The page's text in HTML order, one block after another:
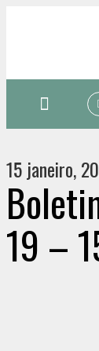
15 janeiro,
19 –